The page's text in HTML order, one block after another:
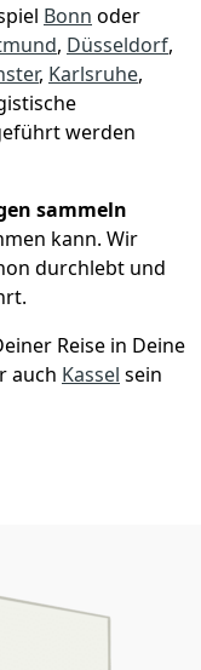
Bonn oder
, Düsseldorf,
, Karlsruhe,
werden
sammeln
kann. Wir
durchlebt und
Reise in Deine
auch Kassel sein